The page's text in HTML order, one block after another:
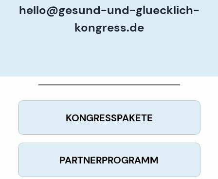
hello@gesund-und-gluecklich-
kongress.de
KONGRESSPAKETE
PARTNERPROGRAMM